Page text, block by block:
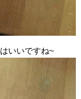
いいですね~